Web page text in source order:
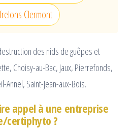
Clermont
des nids de guêpes et
Choisy-au-Bac, Jaux, Pierrefonds,
Annel, Saint-Jean-aux-Bois.
appel à une entreprise
certiphyto ?